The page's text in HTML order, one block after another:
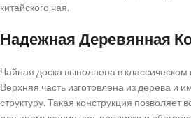
китайского чая.
Надежная Деревянная
Чайная доска выполнена в
Верхняя часть изготовлена ​​из дерева и
структуру. Такая конструкция позволяет